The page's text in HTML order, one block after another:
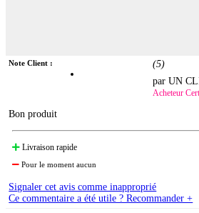
Note Client : (5)
par UN
Acheteur
Bon produit
Livraison rapide
Pour le moment aucun
Signaler cet avis comme inapproprié
Ce commentaire a été utile ? Recommander +